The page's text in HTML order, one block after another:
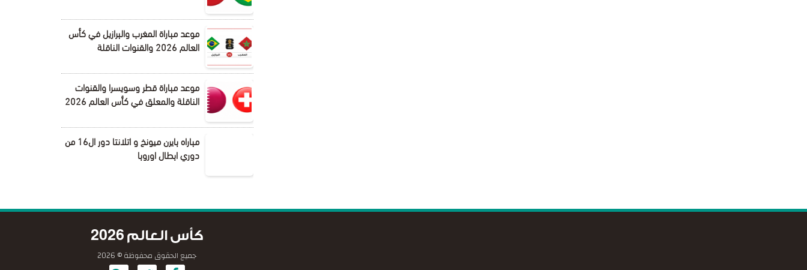
موعد مباراة المغرب والبرازيل في كأس
العالم 2026 والقنوات الناقلة
موعد مباراة قطر وسويسرا والقنوات
الناقلة والمعلق في كأس العالم 2026
مباراه بايرن ميونخ و اتلانتا دور ال16 من
دوري ابطال اوروبا
كأس العالم 2026
جميع الحقوق محفوظة © 2026